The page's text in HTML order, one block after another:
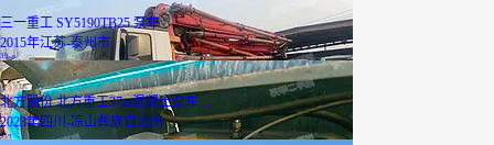
三一重工 SY5190TB25 泵车
2015年江苏-泰州市
39万
北方股份 北方重工37m混凝土泵车 ...
2023年四川-凉山彝族自治州
4万